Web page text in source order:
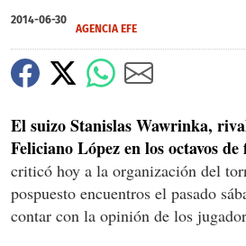
2014-06-30
AGENCIA EFE
El suizo Stanislas Wawrinka,
Feliciano López en los octavos
criticó hoy a la organización del
pospuesto encuentros el pasado
contar con la opinión de los